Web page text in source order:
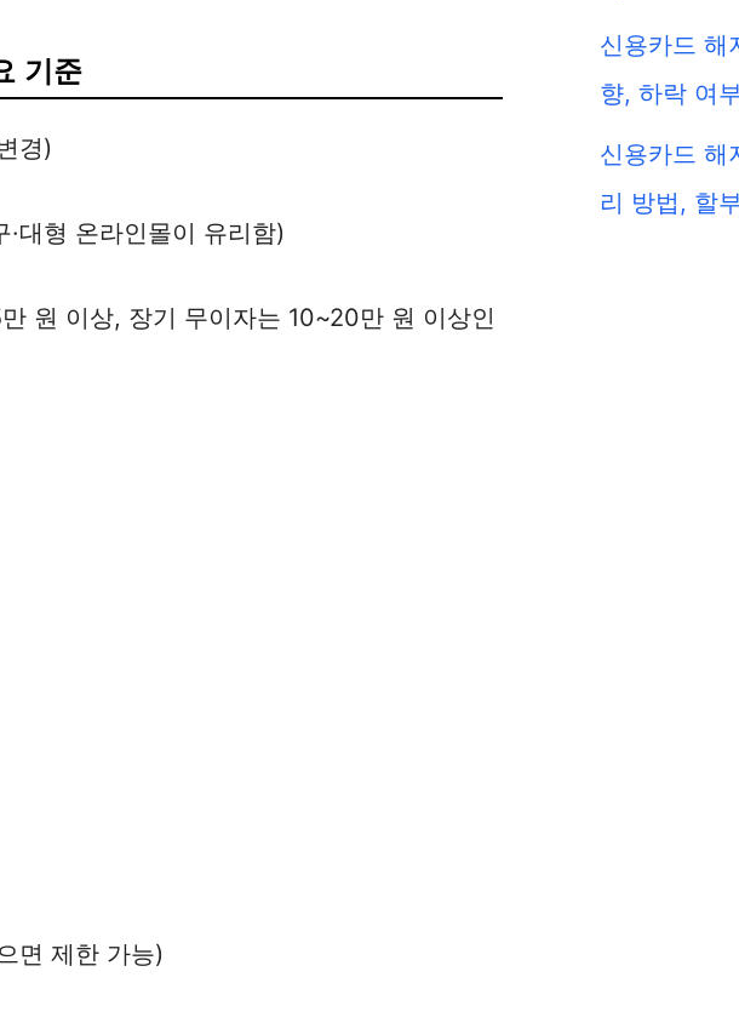
기준
경)
대형 온라인몰이 유리함)
원 이상, 장기 무이자는 10~20만 원 이상인
면 제한 가능)
신용카드 해
향, 하락 여
신용카드 해
리 방법, 할